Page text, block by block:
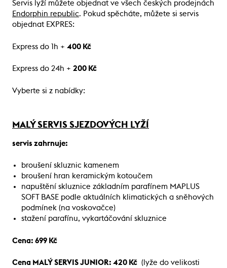
Servis lyží můžete objednat ve všech českých prodejnách
Endorphin republic. Pokud spěcháte, můžete si servis
objednat EXPRES:
Express do 1h + 400 Kč
Express do 24h + 200 Kč
Vyberte si z nabídky:
MALÝ SERVIS SJEZDOVÝCH LYŽÍ
servis zahrnuje:
broušení skluznic kamenem
broušení hran keramickým kotoučem
napuštění skluznice základním parafínem MAPLUS
SOFT BASE podle aktuálních klimatických a sněhových
podmínek (na voskovačce)
stažení parafínu, vykartáčování skluznice
Cena: 699 Kč
Cena MALÝ SERVIS JUNIOR: 420 Kč (lyže do velikosti